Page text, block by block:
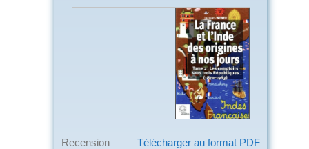
Télécharger au format PDF
Recension